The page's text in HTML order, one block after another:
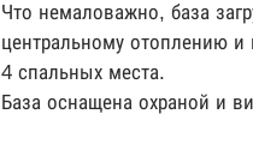
Что немаловажно, база
центральному отоплению
4 спальных места.
База оснащена охраной и